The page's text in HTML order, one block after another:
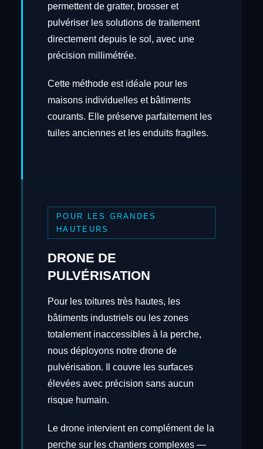
permettent de gratter, brosser et
pulvériser les solutions de traitement
directement depuis le sol, avec une
précision millimétrée.
Cette méthode est idéale pour les
maisons individuelles et bâtiments
courants. Elle préserve parfaitement les
tuiles anciennes et les enduits fragiles.
POUR LES GRANDES
HAUTEURS
DRONE DE
PULVÉRISATION
Pour les toitures très hautes, les
bâtiments industriels ou les zones
totalement inaccessibles à la perche,
nous déployons notre drone de
pulvérisation. Il couvre les surfaces
élevées avec précision sans aucun
risque humain.
Le drone intervient en complément de la
perche sur les chantiers complexes —